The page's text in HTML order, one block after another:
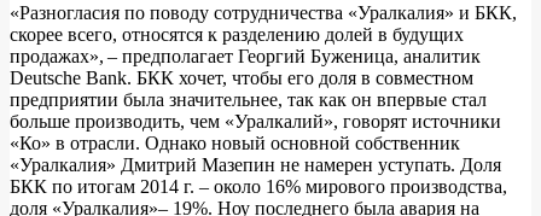
«Разногласия по поводу сотрудничества «Уралкалия» и БКК,
скорее всего, относятся к разделению долей в будущих
продажах», – предполагает Георгий Буженица, аналитик
Deutsche Bank. БКК хочет, чтобы его доля в совместном
предприятии была значительнее, так как он впервые стал
больше производить, чем «Уралкалий», говорят источники
«Ко» в отрасли. Однако новый основной собственник
«Уралкалия» Дмитрий Мазепин не намерен уступать. Доля
БКК по итогам 2014 г. – около 16% мирового производства,
доля «Уралкалия»– 19%. Ноу последнего была авария на